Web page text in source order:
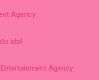
Agency
idol
Agency